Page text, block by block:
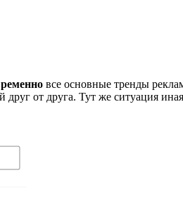
все основные тренды
друг от друга. Тут же ситуация